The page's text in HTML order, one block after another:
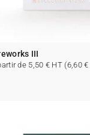
III
de 5,50 € HT (6,60 €